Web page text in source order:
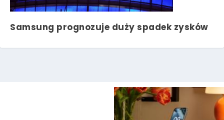
Samsung prognozuje duży spadek zysków